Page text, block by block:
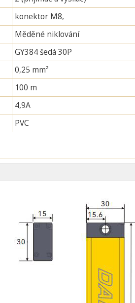
konektor M8,
Měděné niklování
GY384 šedá 30P
0,25 mm²
100 m
4,9A
PVC